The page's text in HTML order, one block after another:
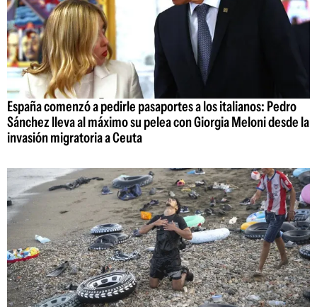
España comenzó a pedirle pasaportes a los italianos: Pedro
Sánchez lleva al máximo su pelea con Giorgia Meloni desde la
invasión migratoria a Ceuta